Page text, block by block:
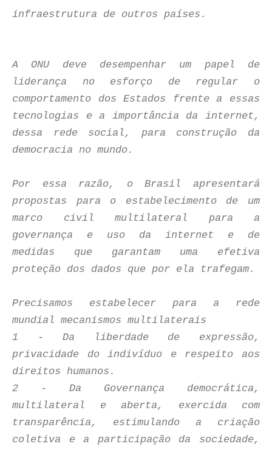
infraestrutura de outros países.
A ONU deve desempenhar um papel de
liderança no esforço de regular o
comportamento dos Estados frente a essas
tecnologias e a importância da internet,
dessa rede social, para construção da
democracia no mundo.
Por essa razão, o Brasil apresentará
propostas para o estabelecimento de um
marco civil multilateral para a
governança e uso da internet e de
medidas que garantam uma efetiva
proteção dos dados que por ela trafegam.
Precisamos estabelecer para a rede
mundial mecanismos multilaterais
1 - Da liberdade de expressão,
privacidade do indivíduo e respeito aos
direitos humanos.
2 - Da Governança democrática,
multilateral e aberta, exercida com
transparência, estimulando a criação
coletiva e a participação da sociedade,